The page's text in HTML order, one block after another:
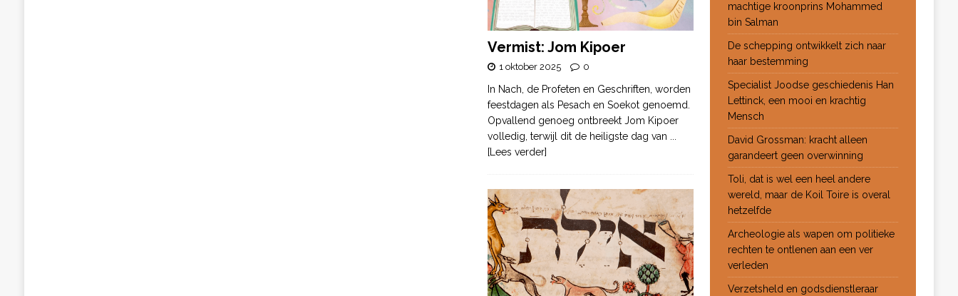
Vermist: Jom Kipoer
1 oktober 2025 0
In Nach, de Profeten en Geschriften, worden
feestdagen als Pesach en Soekot genoemd.
Opvallend genoeg ontbreekt Jom Kipoer
volledig, terwijl dit de heiligste dag van
[Lees verder]
machtige kroonprins Mohammed
bin Salman
De schepping ontwikkelt zich naar
haar bestemming
Specialist Joodse geschiedenis Han
Lettinck, een mooi en krachtig
Mensch
David Grossman: kracht alleen
garandeert geen overwinning
Toli, dat is wel een heel andere
wereld, maar de Koil Toire is overal
hetzelfde
Archeologie als wapen om politieke
rechten te ontlenen aan een ver
verleden
Verzetsheld en godsdienstleraar